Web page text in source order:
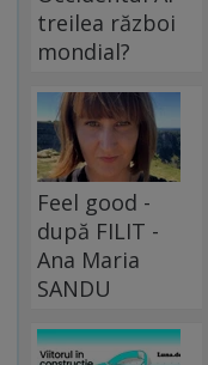
treilea război
mondial?
Feel good -
după FILIT -
Ana Maria
SANDU